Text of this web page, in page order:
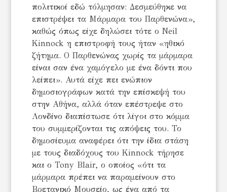
πολιτικοί εδώ τόλμησαν: Δεσμεύθηκε να
επιστρέψει τα Μάρμαρα του Παρθενώνα»,
καθώς όπως είχε δηλώσει τότε ο Neil
Kinnock η επιστροφή τους ήταν «ηθικό
ζήτημα. Ο Παρθενώνας χωρίς τα μάρμαρα
είναι σαν ένα χαμόγελο με ένα δόντι που
λείπει». Αυτά είχε πει ενώπιον
δημοσιογράφων κατά την επίσκεψή του
στην Αθήνα, αλλά όταν επέστρεψε στο
Λονδίνο διαπίστωσε ότι λίγοι στο κόμμα
του συμμερίζονται τις απόψεις του. Το
δημοσίευμα αναφέρει ότι την ίδια στάση
με τους διαδόχους του Kinnock τήρησε
και ο Tony Blair, ο οποίος «ότι τα
μάρμαρα πρέπει να παραμείνουν στο
Βρετανικό Μουσείο, ως ένα από τα